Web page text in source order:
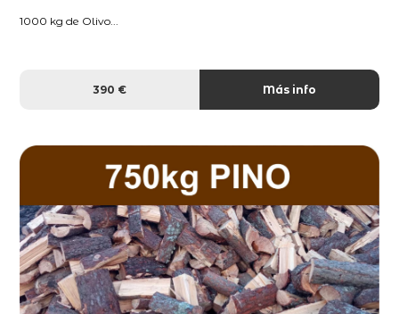
1000 kg de Olivo...
390 € Más info